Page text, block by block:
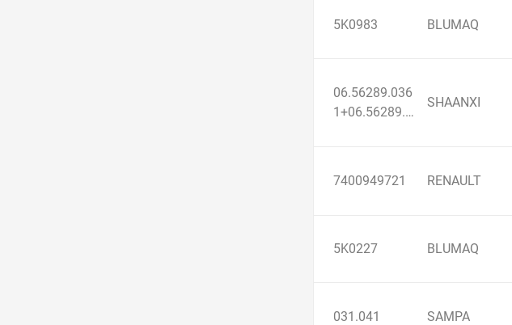
5K0983 BLUMAQ
06.56289.036
1+06.56289.0
SHAANXI
7400949721 RENAULT
5K0227 BLUMAQ
031.041 SAMPA